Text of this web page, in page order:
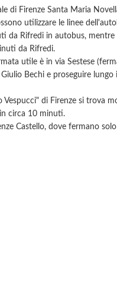
di Firenze Santa Maria
utilizzare le linee
da Rifredi in autobus,
da Rifredi.
utile è in via Sestese
Bechi e proseguire
Vespucci" di Firenze si trova
circa 10 minuti.
Castello, dove fermano